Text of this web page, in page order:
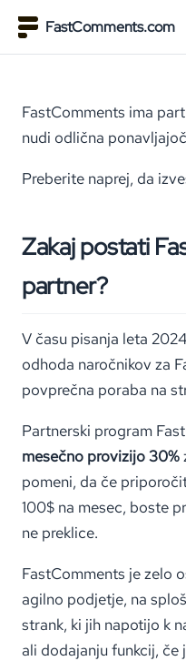
FastComments.com
FastComments ima
nudi odlična
Preberite naprej, da
Zakaj postati
partner?
V času pisanja leta
odhoda naročnikov za
povprečna poraba na
Partnerski program
mesečno provizijo 30%
pomeni, da če
100$ na mesec, boste
ne preklice.
FastComments je zelo
agilno podjetje, na
strank, ki jih napotijo k
ali dodajanju funkcij,